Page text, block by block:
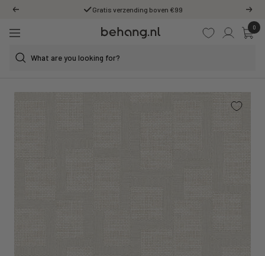
Skip
content
Previous Gratis verzending boven €99 Next
0
Behang.nl
Navigation